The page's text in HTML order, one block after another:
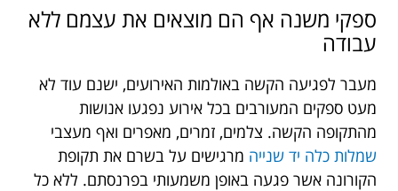
ספקי משנה אף הם מוצאים את עצמם ללא
עבודה
מעבר לפגיעה הקשה באולמות האירועים, ישנם עוד לא
מעט ספקים המעורבים בכל אירוע נפגעו אנושות
מהתקופה הקשה. צלמים, זמרים, מאפרים ואף מעצבי
שמלות כלה יד שנייה מרגישים על בשרם את תקופת
הקורונה אשר פגעה באופן משמעותי בפרנסתם. ללא כל